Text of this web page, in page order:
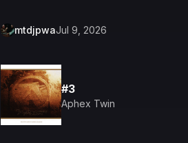
mtdjpwaJul 9, 2026
#3
Aphex Twin